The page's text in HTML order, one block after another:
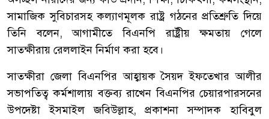
সামাজিক সুবিচারসহ কল্যাণমূলক রাষ্ট্র গঠনের প্রতিশ্রুতি দিয়ে
তিনি বলেন, আগামীতে বিএনপি রাষ্ট্রীয় ক্ষমতায় গেলে
সাতক্ষীরায় রেললাইন নির্মাণ করা হবে।
সাতক্ষীরা জেলা বিএনপির আহ্বায়ক সৈয়দ ইফতেখার আলীর
সভাপতিত্ব কর্মশালায় বক্তব্য রাখেন বিএনপির চেয়ারপারসনের
উপদেষ্টা ইসমাইল জবিউল্লাহ, প্রকাশনা সম্পাদক হাবিবুল